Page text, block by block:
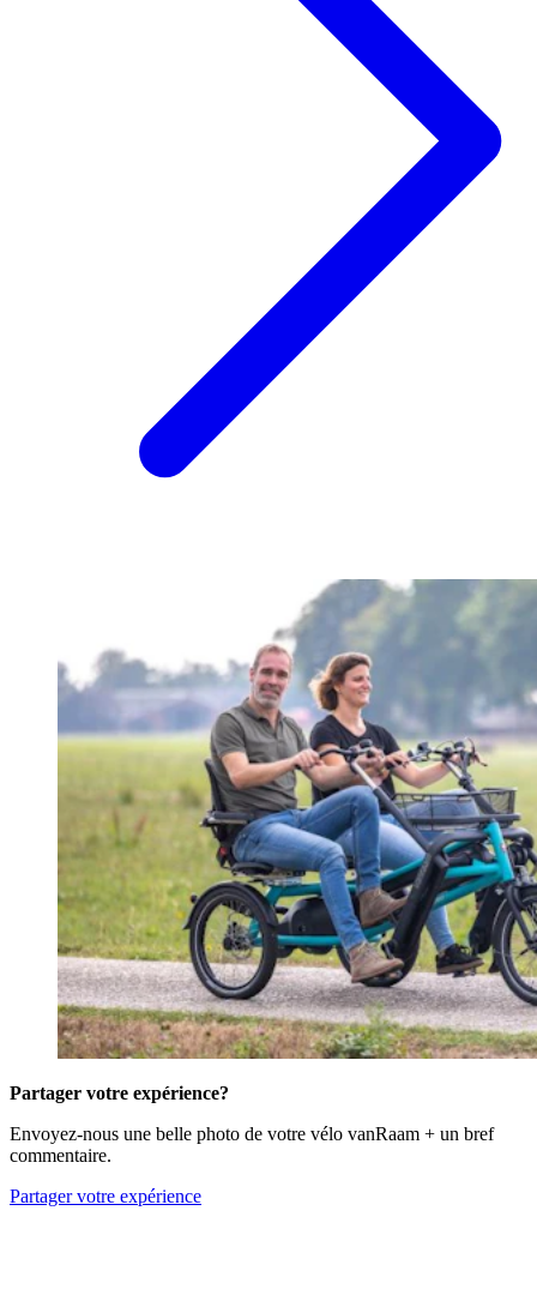
Partager votre expérience?
Envoyez-nous une belle photo de votre vélo vanRaam + un bref
commentaire.
Partager votre expérience